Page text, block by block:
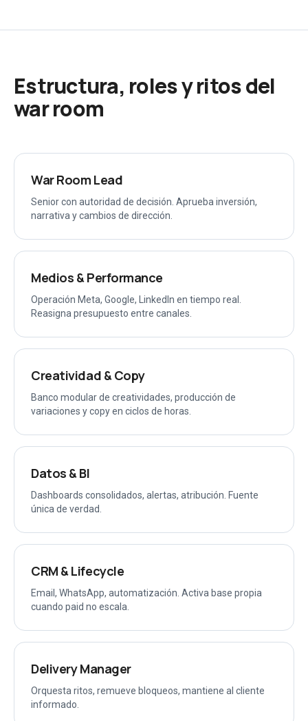
Estructura, roles y ritos del
war room
War Room Lead
Senior con autoridad de decisión. Aprueba inversión,
narrativa y cambios de dirección.
Medios & Performance
Operación Meta, Google, LinkedIn en tiempo real.
Reasigna presupuesto entre canales.
Creatividad & Copy
Banco modular de creatividades, producción de
variaciones y copy en ciclos de horas.
Datos & BI
Dashboards consolidados, alertas, atribución. Fuente
única de verdad.
CRM & Lifecycle
Email, WhatsApp, automatización. Activa base propia
cuando paid no escala.
Delivery Manager
Orquesta ritos, remueve bloqueos, mantiene al cliente
informado.